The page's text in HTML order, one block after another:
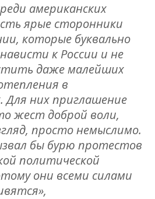
американских
ярые сторонники
которые буквально
к России и не
даже малейших
в
них приглашение
жест доброй воли,
просто немыслимо.
бы бурю протестов
политической
они всеми силами